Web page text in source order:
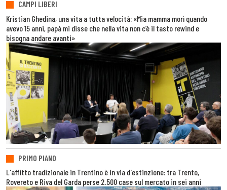
CAMPI LIBERI
Kristian Ghedina, una vita a tutta velocità: «Mia mamma morì quando
avevo 15 anni, papà mi disse che nella vita non c’è il tasto rewind e
bisogna andare avanti»
PRIMO PIANO
L'affitto tradizionale in Trentino è in via d'estinzione: tra Trento,
Rovereto e Riva del Garda perse 2.500 case sul mercato in sei anni